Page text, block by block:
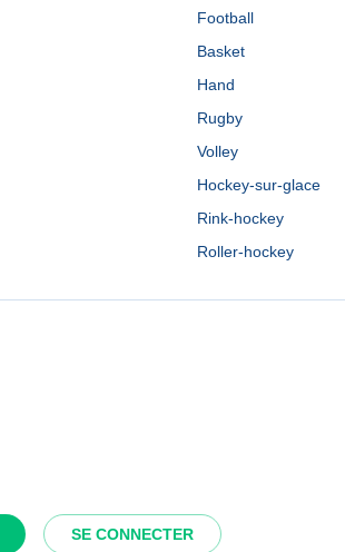
SE CONNECTER
Football
Basket
Hand
Rugby
Volley
Hockey-sur-glace
Rink-hockey
Roller-hockey